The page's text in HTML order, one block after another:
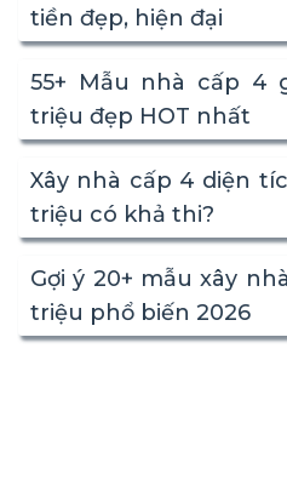
tiền đẹp, hiện đại
55+ Mẫu nhà cấp 4
triệu đẹp HOT nhất
Xây nhà cấp 4 diện
triệu có khả thi?
Gợi ý 20+ mẫu xây
triệu phổ biến 2026